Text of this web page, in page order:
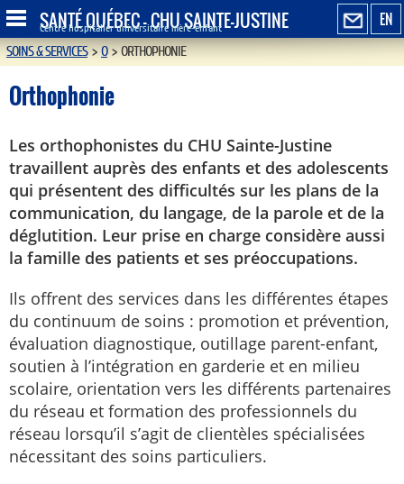
EN
SANTÉ QUÉBEC - CHU SAINTE-JUSTINE
Centre hospitalier universitaire mère-enfant
SOINS & SERVICES>O>ORTHOPHONIE
Orthophonie
Les orthophonistes du CHU Sainte-Justine
travaillent auprès des enfants et des adolescents
qui présentent des difficultés sur les plans de la
communication, du langage, de la parole et de la
déglutition. Leur prise en charge considère aussi
la famille des patients et ses préoccupations.
Ils offrent des services dans les différentes étapes
du continuum de soins : promotion et prévention,
évaluation diagnostique, outillage parent-enfant,
soutien à l’intégration en garderie et en milieu
scolaire, orientation vers les différents partenaires
du réseau et formation des professionnels du
réseau lorsqu’il s’agit de clientèles spécialisées
nécessitant des soins particuliers.